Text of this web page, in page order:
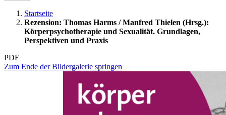
Startseite
Rezension: Thomas Harms / Manfred Thielen (Hrsg.):
Körperpsychotherapie und Sexualität. Grundlagen,
Perspektiven und Praxis
PDF
Zum Ende der Bildergalerie springen